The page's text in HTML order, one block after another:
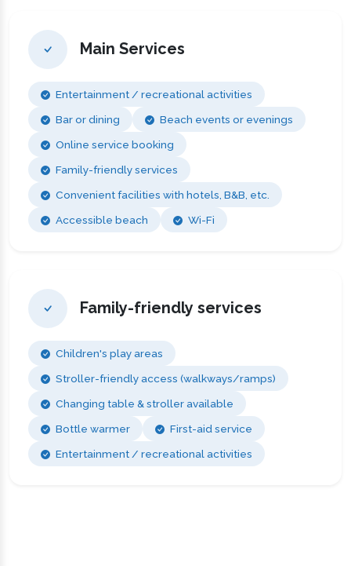
Main Services
Entertainment / recreational activities
Bar or dining
Beach events or evenings
Online service booking
Family-friendly services
Convenient facilities with hotels, B&B, etc.
Accessible beach
Wi-Fi
Family-friendly services
Children's play areas
Stroller-friendly access (walkways/ramps)
Changing table & stroller available
Bottle warmer
First-aid service
Entertainment / recreational activities